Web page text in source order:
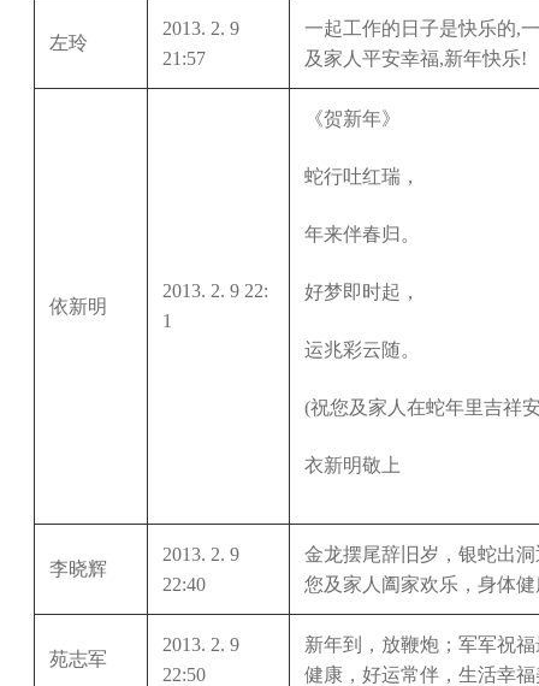
左玲
2013. 2. 9
21:57
一起工作的日子是快乐的,
及家人平安幸福,新年快乐!
依新明
2013. 2. 9 22:
1
《贺新年》
蛇行吐红瑞，
年来伴春归。
好梦即时起，
运兆彩云随。
(祝您及家人在蛇年里吉祥
衣新明敬上
李晓辉
2013. 2. 9
22:40
金龙摆尾辞旧岁，银蛇出
您及家人阖家欢乐，身体
苑志军
2013. 2. 9
22:50
新年到，放鞭炮；军军祝
健康，好运常伴，生活幸